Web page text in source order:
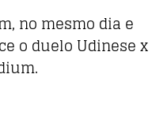
no mesmo dia e
o duelo Udinese x